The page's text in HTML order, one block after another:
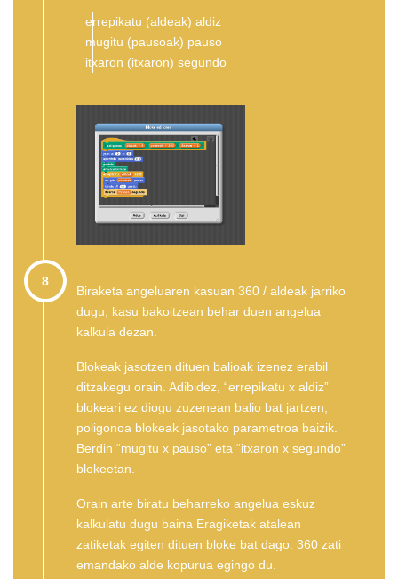
errepikatu (aldeak) aldiz
mugitu (pausoak) pauso
itxaron (itxaron) segundo
8
Biraketa angeluaren kasuan 360 / aldeak jarriko
dugu, kasu bakoitzean behar duen angelua
kalkula dezan.
Blokeak jasotzen dituen balioak izenez erabil
ditzakegu orain. Adibidez, “errepikatu x aldiz”
blokeari ez diogu zuzenean balio bat jartzen,
poligonoa blokeak jasotako parametroa baizik.
Berdin “mugitu x pauso” eta “itxaron x segundo”
blokeetan.
Orain arte biratu beharreko angelua eskuz
kalkulatu dugu baina Eragiketak atalean
zatiketak egiten dituen bloke bat dago. 360 zati
emandako alde kopurua egingo du.